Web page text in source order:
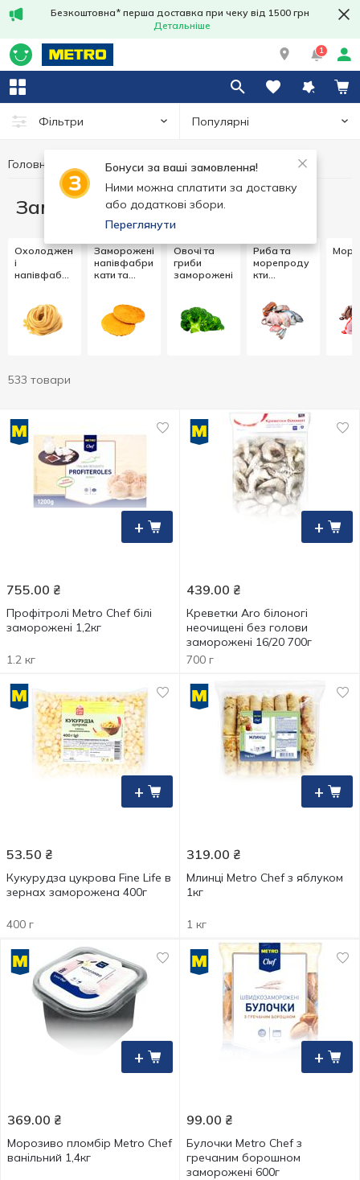
Безкоштовна* перша доставка при чеку від 1500 грн
Детальніше
1
Фільтри Популярні
Бонуси за ваші замовлення!
Ними можна сплатити за доставку
або додаткові збори.
Переглянути
Головна Заморозка
Заморозка
Охолоджен
і
напівфабри
Заморожені
напівфабри
кати та
Овочі та
гриби
заморожені
Риба та
морепроду
кти
533 товари
+
755.00 ₴
Профітролі Metro Chef білі
заморожені 1,2кг
1.2 кг
+
439.00 ₴
Креветки Aro білоногі
неочищені без голови
заморожені 16/20 700г
700 г
+
53.50 ₴
Кукурудза цукрова Fine Life в
зернах заморожена 400г
400 г
+
319.00 ₴
Млинці Metro Chef з яблуком
1кг
1 кг
+
369.00 ₴
Морозиво пломбір Metro Chef
ванільний 1,4кг
+
99.00 ₴
Булочки Metro Chef з
гречаним борошном
заморожені 600г